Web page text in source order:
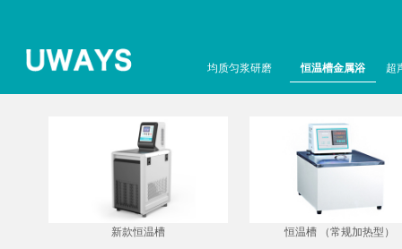
均质匀浆研磨 恒温槽金属浴 超
新款恒温槽 恒温槽 （常规加热型）